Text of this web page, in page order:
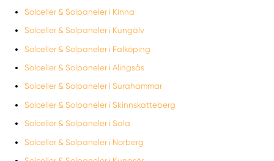
Solceller & Solpaneler i Kinna
Solceller & Solpaneler i Kungälv
Solceller & Solpaneler i Falköping
Solceller & Solpaneler i Alingsås
Solceller & Solpaneler i Surahammar
Solceller & Solpaneler i Skinnskatteberg
Solceller & Solpaneler i Sala
Solceller & Solpaneler i Norberg